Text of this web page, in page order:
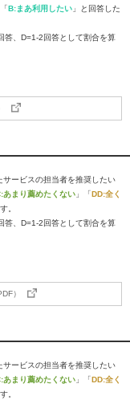
B:まあ利用したい 」と回答した
、D=1-2回答として割合を算
ービスの担当者を推奨したい
あまり薦めたくない 」「DD:全く
。
、D=1-2回答として割合を算
）
ービスの担当者を推奨したい
あまり薦めたくない 」「DD:全く
。